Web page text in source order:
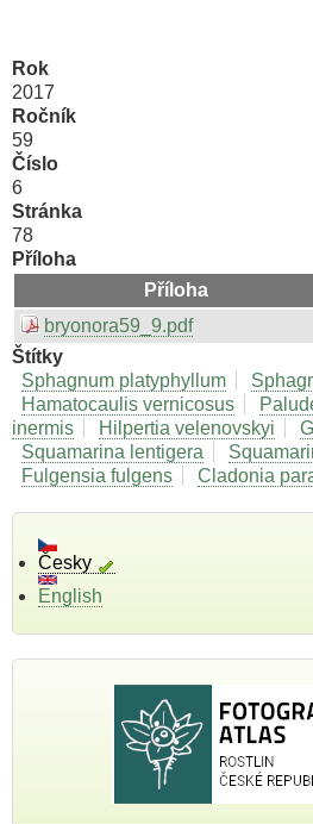
Rok
2017
Ročník
59
Číslo
6
Stránka
78
Příloha
Příloha
bryonora59_9.pdf
Štítky
Sphagnum platyphyllum
Hamatocaulis vernicosus
inermis
Hilpertia velenovskyi
Squamarina lentigera
Fulgensia fulgens
Cladonia
Česky
English